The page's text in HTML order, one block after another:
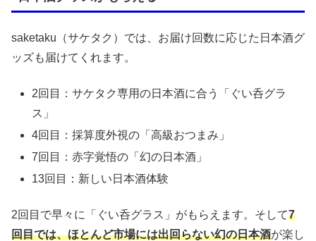
saketaku（サケタク）では、お届け回数に応じた日本酒グ
ッズも届けてくれます。
2回目：サケタク専用の日本酒に合う「ぐい呑グラ
ス」
4回目：採算度外視の「高級おつまみ」
7回目：赤字覚悟の「幻の日本酒」
13回目：新しい日本酒体験
2回目で早々に「ぐい呑グラス」がもらえます。そして7
回目では、ほとんど市場には出回らない幻の日本酒が楽し